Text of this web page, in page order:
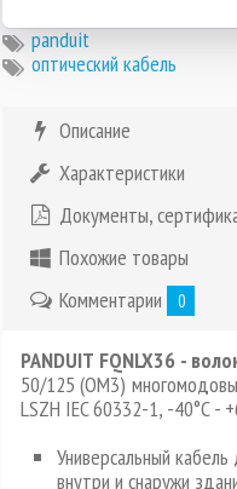
panduit
оптический кабель
Описание
Характеристики
Документы,
Похожие товары
Комментарии
0
PANDUIT FQNLX36 -
50/125 (OM3)
LSZH IEC 60332-1, -40°C -
Универсальный
внутри и снаружи